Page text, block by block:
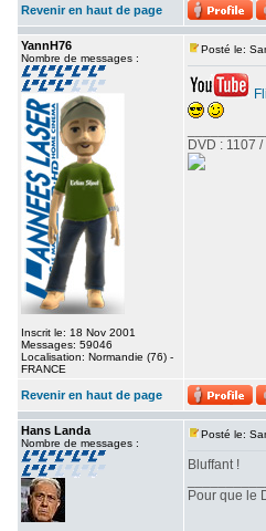
Revenir en haut de page
YannH76
Nombre de messages :
Inscrit le: 18 Nov 2001
Messages: 59046
Localisation: Normandie (76) -
FRANCE
Posté le:
DVD : 1107
Revenir en haut de page
Hans Landa
Nombre de messages :
Posté le:
Bluffant !
Pour que le